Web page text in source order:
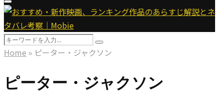
Primary
Menu
Search
for:
Search
Home » ピーター・ジャクソン
ピーター・ジャクソン